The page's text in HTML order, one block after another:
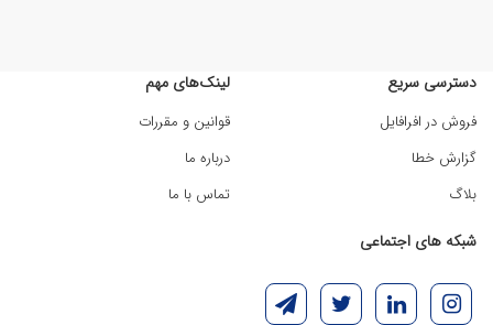
دسترسی سریع
فروش در افرافایل
گزارش خطا
بلاگ
لینک‌های مهم
قوانین و مقررات
درباره ما
تماس با ما
شبکه های اجتماعی